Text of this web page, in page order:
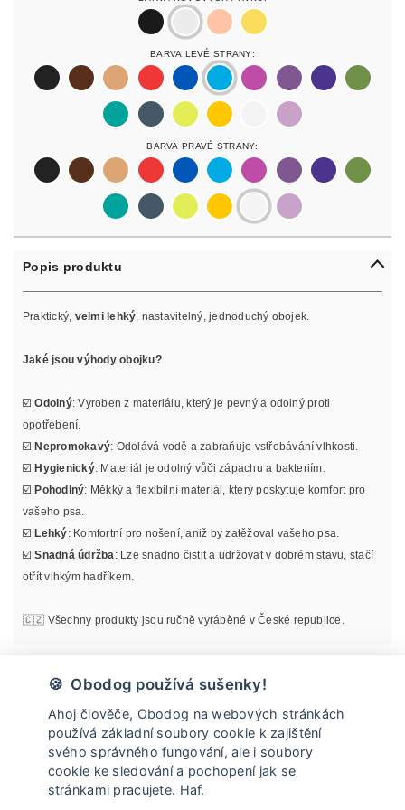
black
silver rosegoldgold
Barva Levé Strany:
black
darkbrownlightbrown
red blue lightbluelightpurplepurpur purple olive
pastelgreen
petrol neonyellow
yellow white lilac
Barva Pravé Strany:
black
darkbrownlightbrown
red blue lightbluelightpurplepurpur purple olive
pastelgreen
petrol neonyellow
yellow white lilac
Popis produktu
Praktický, velmi lehký , nastavitelný, jednoduchý obojek.
Jaké jsou výhody obojku?
☑️Odolný: Vyroben z materiálu, který je pevný a odolný proti
opotřebení.
☑️Nepromokavý: Odolává vodě a zabraňuje vstřebávání vlhkosti.
☑️Hygienický: Materiál je odolný vůči zápachu a bakteriím.
☑️Pohodlný: Měkký a flexibilní materiál, který poskytuje komfort pro
vašeho psa.
☑️Lehký: Komfortní pro nošení, aniž by zatěžoval vašeho psa.
☑️Snadná údržba : Lze snadno čistit a udržovat v dobrém stavu, stačí
otřít vlhkým hadříkem.
🇨🇿 Všechny produkty jsou ručně vyráběné v České republice.
Informace o velikosti
Údržba
🍪 Obodog používá sušenky!
Ahoj člověče, Obodog na webových stránkách
používá základní soubory cookie k zajištění
svého správného fungování, ale i soubory
cookie ke sledování a pochopení jak se
stránkami pracujete. Haf.